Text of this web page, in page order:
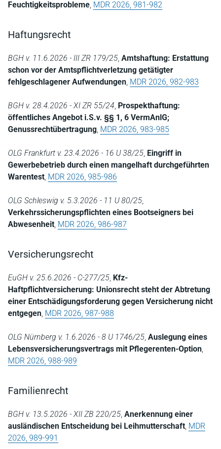
Feuchtigkeitsprobleme, MDR 2026, 981-982
Haftungsrecht
BGH v. 11.6.2026 - III ZR 179/25, Amtshaftung: Erstattung
schon vor der Amtspflichtverletzung getätigter
fehlgeschlagener Aufwendungen, MDR 2026, 982-983
BGH v. 28.4.2026 - XI ZR 55/24, Prospekthaftung:
öffentliches Angebot i.S.v. §§ 1, 6 VermAnlG;
Genussrechtübertragung, MDR 2026, 983-985
OLG Frankfurt v. 23.4.2026 - 16 U 38/25, Eingriff in
Gewerbebetrieb durch einen mangelhaft durchgeführten
Warentest, MDR 2026, 985-986
OLG Schleswig v. 5.3.2026 - 11 U 80/25,
Verkehrssicherungspflichten eines Bootseigners bei
Abwesenheit, MDR 2026, 986-987
Versicherungsrecht
EuGH v. 25.6.2026 - C-277/25, Kfz-
Haftpflichtversicherung: Unionsrecht steht der Abtretung
einer Entschädigungsforderung gegen Versicherung nicht
entgegen, MDR 2026, 987-988
OLG Nürnberg v. 1.6.2026 - 8 U 1746/25, Auslegung eines
Lebensversicherungsvertrags mit Pflegerenten-Option,
MDR 2026, 988-989
Familienrecht
BGH v. 13.5.2026 - XII ZB 220/25, Anerkennung einer
ausländischen Entscheidung bei Leihmutterschaft, MDR
2026, 989-991